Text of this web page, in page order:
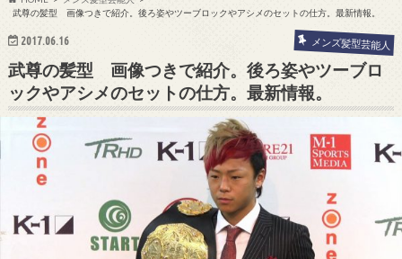
武尊の髪型 画像つきで紹介。後ろ姿やツーブロックやアシメのセットの仕方。最新情報。
2017.06.16 メンズ髪型芸能人
武尊の髪型 画像つきで紹介。後ろ姿やツーブロ
ックやアシメのセットの仕方。最新情報。